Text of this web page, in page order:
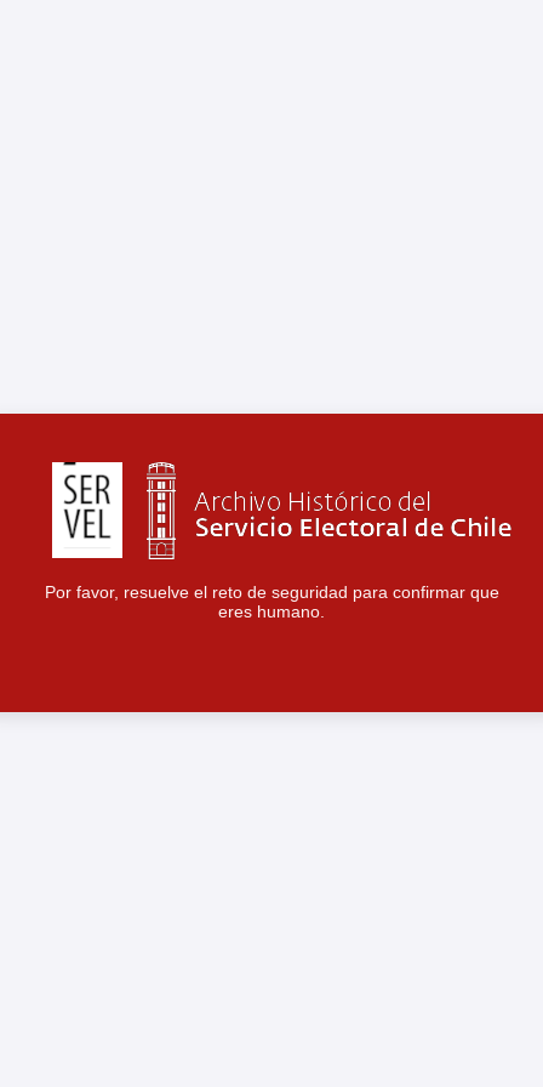
Por favor, resuelve el reto de seguridad para confirmar que
eres humano.